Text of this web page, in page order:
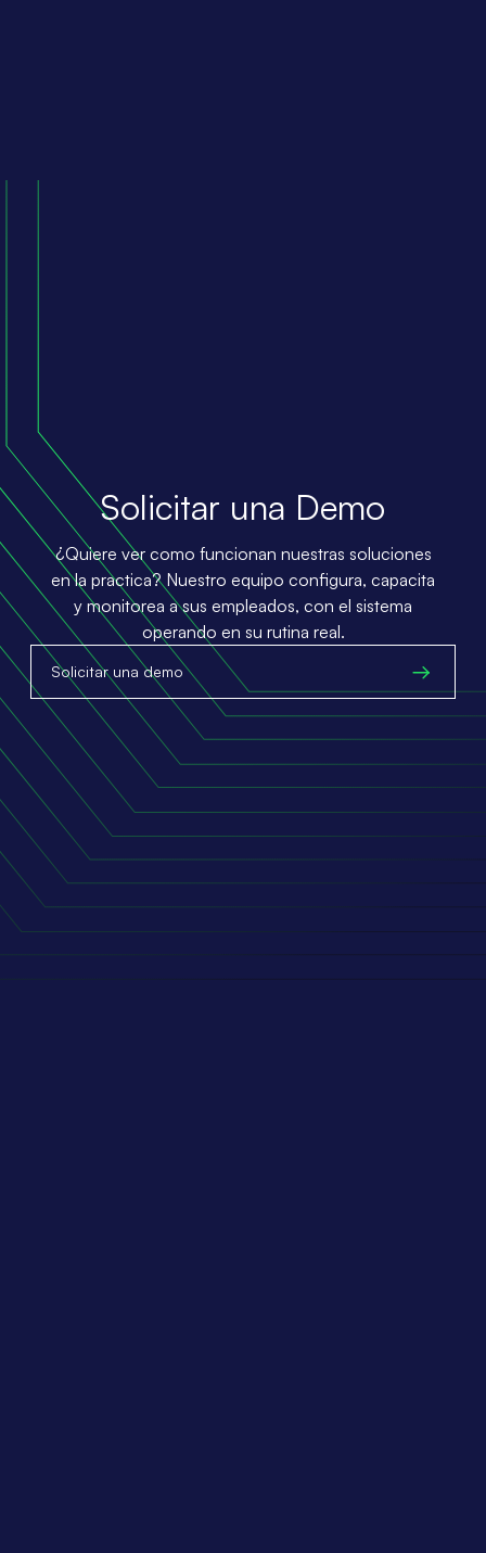
Solicitar una Demo
¿Quiere ver como funcionan nuestras soluciones
en la practica? Nuestro equipo configura, capacita
y monitorea a sus empleados, con el sistema
operando en su rutina real.
Solicitar una demo